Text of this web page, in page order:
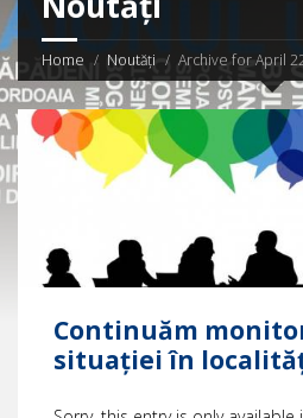
Home Noutăți Archive for April
Continuăm
situației în